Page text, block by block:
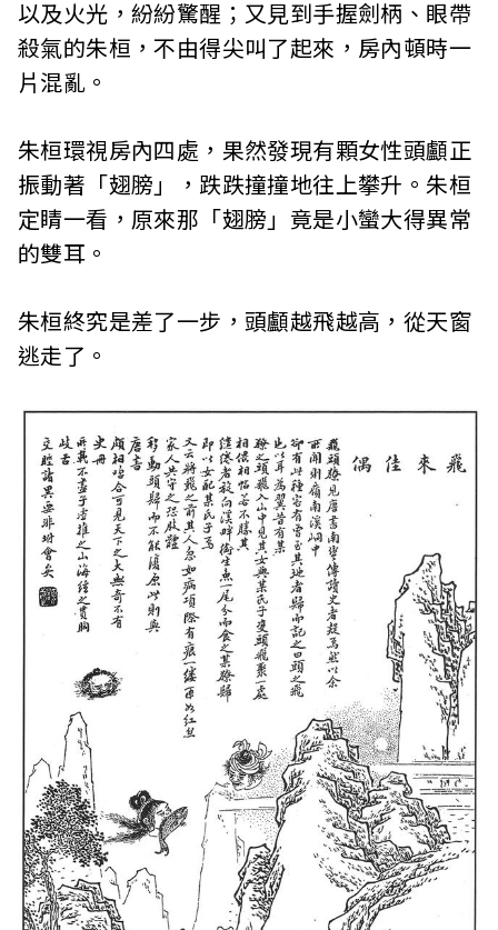
以及火光，紛紛驚醒；又見到手握劍柄、眼帶
殺氣的朱桓，不由得尖叫了起來，房內頓時一
片混亂。
朱桓環視房內四處，果然發現有顆女性頭顱正
振動著「翅膀」，跌跌撞撞地往上攀升。朱桓
定睛一看，原來那「翅膀」竟是小蠻大得異常
的雙耳。
朱桓終究是差了一步，頭顱越飛越高，從天窗
逃走了。